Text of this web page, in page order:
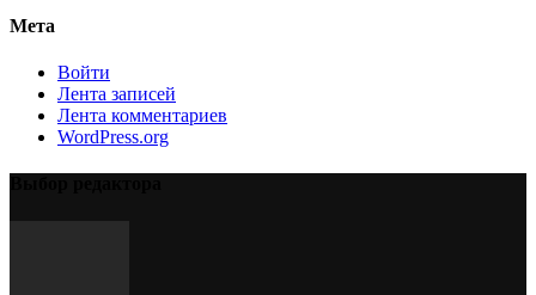
Мета
Войти
Лента записей
Лента комментариев
WordPress.org